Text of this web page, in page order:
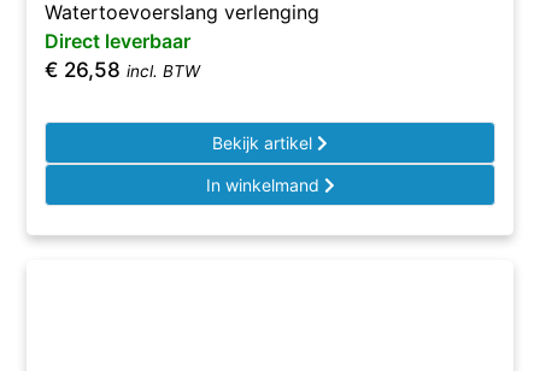
Watertoevoerslang verlenging
Direct leverbaar
€ 26,58 incl. BTW
Bekijk artikel
In winkelmand